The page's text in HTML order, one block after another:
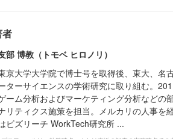
者
部 博教（トモベ ヒロノリ）
京大学大学院で博士号を取得後、東大、名
ターサイエンスの学術研究に取り組む。
ーム分析およびマーケティング分析などの
リティクス施策を担当。メルカリの人事を
ビズリーチ WorkTech研究所 ...